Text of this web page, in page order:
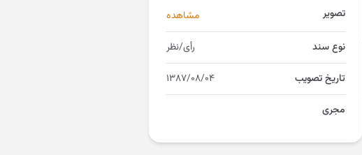
تصویر مشاهده
نوع سند رأی/نظر
تاریخ تصویب ۱۳۸۷/۰۸/۰۴
مجری